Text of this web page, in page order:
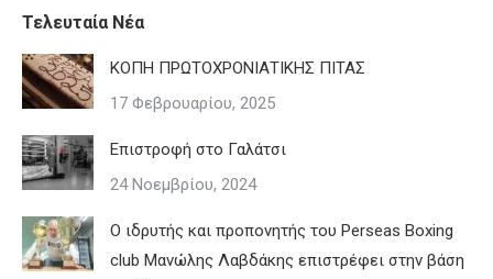
Τελευταία Νέα
ΚΟΠΗ ΠΡΩΤΟΧΡΟΝΙΑΤΙΚΗΣ ΠΙΤΑΣ
17 Φεβρουαρίου, 2025
Επιστροφή στο Γαλάτσι
24 Νοεμβρίου, 2024
Ο ιδρυτής και προπονητής του Perseas Boxing
club Μανώλης Λαβδάκης επιστρέφει στην βάση